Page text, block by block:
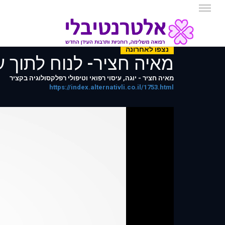
נצפו לאחרונה
מאיה חציר- לנוח לתוך
מאיה חציר - יוגה, עיסוי רפואי וטיפולי רפלקסולוגיה בקציר
https://index.alternativli.co.il/1753.html